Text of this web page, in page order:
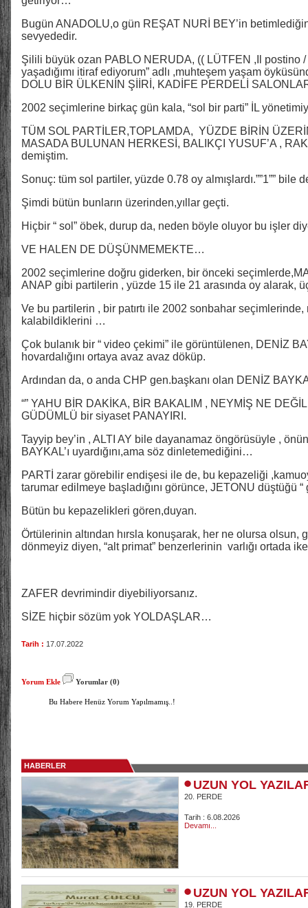
Bugün ANADOLU,o gün REŞAT NURİ BEY’in
sevyededir.
Şilili büyük ozan PABLO NERUDA, (( LÜTFEN ,Il postino /
yaşadığımı itiraf ediyorum” adlı ,muhteşem yaşam
DOLU BİR ÜLKENİN ŞİİRİ, KADİFE PERDELİ
2002 seçimlerine birkaç gün kala, “sol bir parti” İL
TÜM SOL PARTİLER,TOPLAMDA, YÜZDE BİRİN
MASADA BULUNAN HERKESİ, BALIKÇI YUSUF’A ,
demiştim.
Sonuç: tüm sol partiler, yüzde 0.78 oy almışlardı.””1”” bile
Şimdi bütün bunların üzerinden,yıllar geçti.
Hiçbir “ sol” öbek, durup da, neden böyle oluyor bu işler
VE HALEN DE DÜŞÜNMEMEKTE…
2002 seçimlerine doğru giderken, bir önceki
ANAP gibi partilerin , yüzde 15 ile 21 arasında oy alarak,
Ve bu partilerin , bir patırtı ile 2002 sonbahar seçimlerinde,
kalabildiklerini …
Çok bulanık bir “ video çekimi” ile görüntülenen, DENİZ
hovardalığını ortaya avaz avaz döküp.
Ardından da, o anda CHP gen.başkanı olan DENİZ
“” YAHU BİR DAKİKA, BİR BAKALIM , NEYMİŞ NE
GÜDÜMLÜ bir siyaset PANAYIRI.
Tayyip bey’in , ALTI AY bile dayanamaz öngörüsüyle ,
BAYKAL’ı uyardığını,ama söz dinletemediğini…
PARTİ zarar görebilir endişesi ile de, bu kepazeliği
tarumar edilmeye başladığını görünce, JETONU düştüğü
Bütün bu kepazelikleri gören,duyan.
Örtülerinin altından hırsla konuşarak, her ne olursa olsun,
dönmeyiz diyen, “alt primat” benzerlerinin varlığı ortada
ZAFER devrimindir diyebiliyorsanız.
SİZE hiçbir sözüm yok YOLDAŞLAR…
Tarih : 17.07.2022
Yorum Ekle Yorumlar (0)
Bu Habere Henüz Yorum Yapılmamış..!
HABERLER
UZUN YOL
20. PERDE
Tarih : 6.08.2026
Devamı...
UZUN YOL
19. PERDE